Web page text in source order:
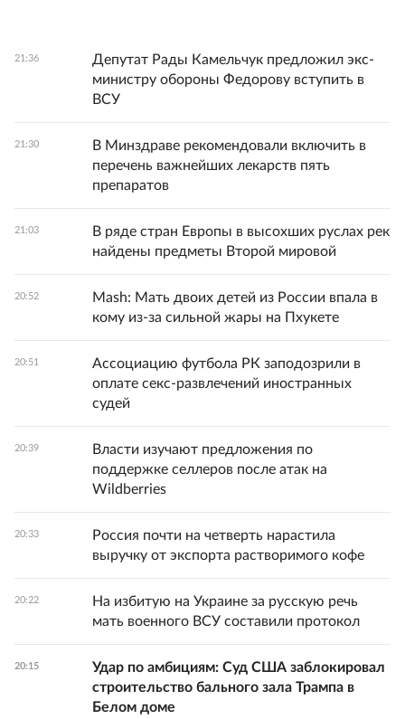
21:36
Депутат Рады Камельчук предложил экс-
министру обороны Федорову вступить в
ВСУ
21:30
В Минздраве рекомендовали включить в
перечень важнейших лекарств пять
препаратов
21:03
В ряде стран Европы в высохших руслах рек
найдены предметы Второй мировой
20:52
Mash: Мать двоих детей из России впала в
кому из-за сильной жары на Пхукете
20:51
Ассоциацию футбола РК заподозрили в
оплате секс-развлечений иностранных
судей
20:39
Власти изучают предложения по
поддержке селлеров после атак на
Wildberries
20:33
Россия почти на четверть нарастила
выручку от экспорта растворимого кофе
20:22
На избитую на Украине за русскую речь
мать военного ВСУ составили протокол
20:15
Удар по амбициям: Суд США заблокировал
строительство бального зала Трампа в
Белом доме